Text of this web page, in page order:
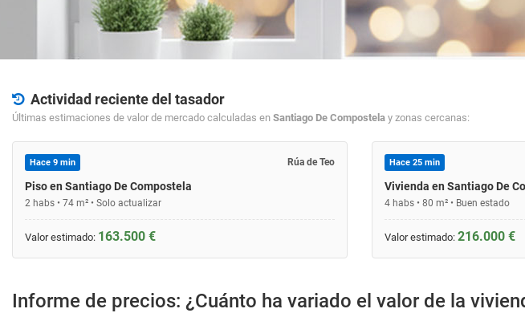
Actividad reciente del tasador
Últimas estimaciones de valor de mercado calculadas en Santiago De Compostela y zonas cercanas:
Hace 9 min Rúa de Teo
Piso en Santiago De Compostela
2 habs • 74 m² • Solo actualizar
Valor estimado: 163.500 €
Hace 25 min
Vivienda en Santiago De
4 habs • 80 m² • Buen estado
Valor estimado: 216.000 €
Informe de precios: ¿Cuánto ha variado el valor de la